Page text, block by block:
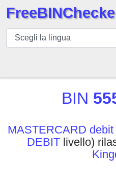
BIN
checker
API
BIN
MASTERCARD debit
DEBIT livello)